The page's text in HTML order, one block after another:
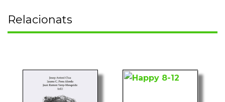
Relacionats